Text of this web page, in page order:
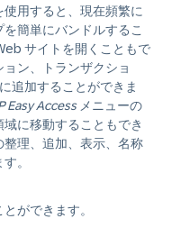
使用すると、現在頻繁に
簡単にバンドルするこ
サイトを開くこともで
ン、トランザクショ
追加することができま
Easy Accessメニューの
に移動することもでき
整理、追加、表示、名称
。
ができます。